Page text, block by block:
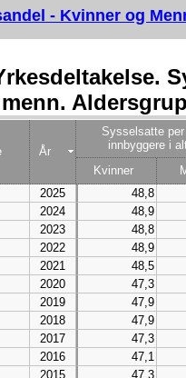
- Kvinner og
År
Sysselsatte per
innbyggere i
Kvinner
2025
48,8
2024
48,9
2023
48,8
2022
48,9
2021
48,5
2020
47,3
2019
47,9
2018
47,9
2017
47,3
2016
47,1
2015
47,3